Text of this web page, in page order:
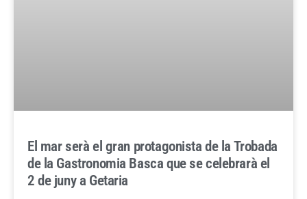
El mar serà el gran protagonista de la Trobada
de la Gastronomia Basca que se celebrarà el
2 de juny a Getaria